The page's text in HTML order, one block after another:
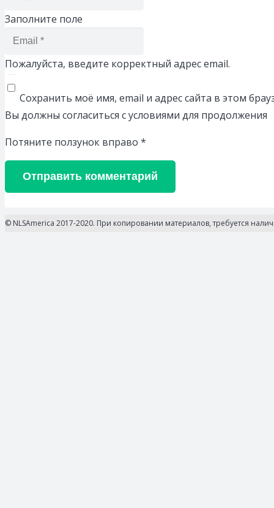
Заполните поле
Пожалуйста, введите корректный адрес email.
Сохранить моё имя, email и адрес сайта в этом
Вы должны согласиться с условиями для продолжения
Потяните ползунок вправо *
Отправить комментарий
© NLSAmerica 2017-2020. При копировании материалов, требуется